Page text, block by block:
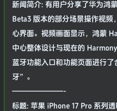
新闻简介: 有用户分享了华为鸿
Beta3 版本的部分场景操作视频
心界面。视频画面显示，鸿蒙
中心整体设计与现在的
蓝牙功能入口和功能页面进行
牙”。
———————-
标题: 苹果 iPhone 17 Pro 系列